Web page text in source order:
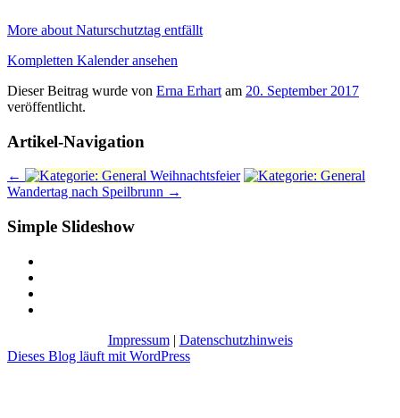
More about Naturschutztag entfällt
Kompletten Kalender ansehen
Dieser Beitrag wurde von Erna Erhart am 20. September 2017
veröffentlicht.
Artikel-Navigation
←
Weihnachtsfeier
Wandertag nach Speilbrunn →
Simple Slideshow
Impressum| Datenschutzhinweis
Dieses Blog läuft mit WordPress